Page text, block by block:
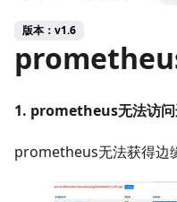
版本：v1.6
1. prometheus无法访问
prometheus无法获得边